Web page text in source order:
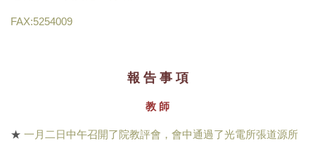
FAX:5254009
報 告 事 項
教 師
★ 一月二日中午召開了院教評會，會中通過了光電所張道源所